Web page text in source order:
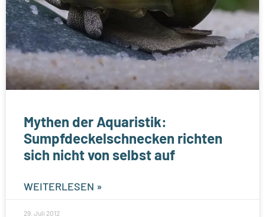
Mythen der Aquaristik:
Sumpfdeckelschnecken richten
sich nicht von selbst auf
WEITERLESEN »
29. Juli 2012